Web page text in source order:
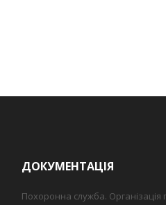
ДОКУМЕНТАЦІЯ
Похоронна служба. Організація